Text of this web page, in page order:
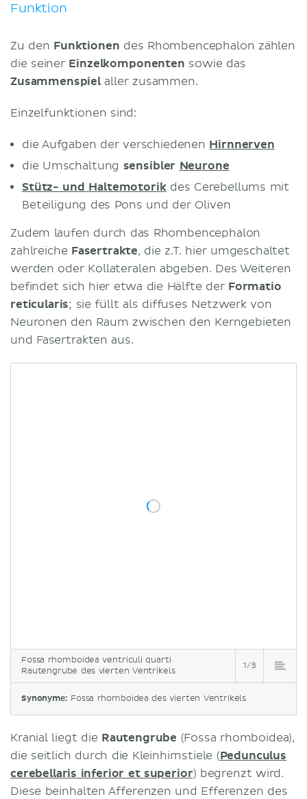
Funktion
Zu den Funktionen des Rhombencephalon zählen
die seiner Einzelkomponenten sowie das
Zusammenspiel aller zusammen.
Einzelfunktionen sind:
die Aufgaben der verschiedenen Hirnnerven
die Umschaltung sensibler Neurone
Stütz- und Haltemotorikdes Cerebellums mit
Beteiligung des Pons und der Oliven
Zudem laufen durch das Rhombencephalon
zahlreiche Fasertrakte, die z.T. hier umgeschaltet
werden oder Kollateralen abgeben. Des Weiteren
befindet sich hier etwa die Hälfte der Formatio
reticularis; sie füllt als diffuses Netzwerk von
Neuronen den Raum zwischen den Kerngebieten
und Fasertrakten aus.
Fossa rhomboidea ventriculi quarti
Rautengrube des vierten Ventrikels
1/3
Synonyme: Fossa rhomboidea des vierten Ventrikels
Kranial liegt die Rautengrube (Fossa rhomboidea),
die seitlich durch die Kleinhirnstiele (Pedunculus
cerebellaris inferior et superior) begrenzt wird.
Diese beinhalten Afferenzen und Efferenzen des